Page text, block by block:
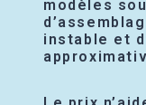
modèles
instable et